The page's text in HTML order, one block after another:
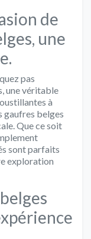
de
une
pas
une véritable
à
gaufres belges
Que ce soit
sont parfaits
exploration